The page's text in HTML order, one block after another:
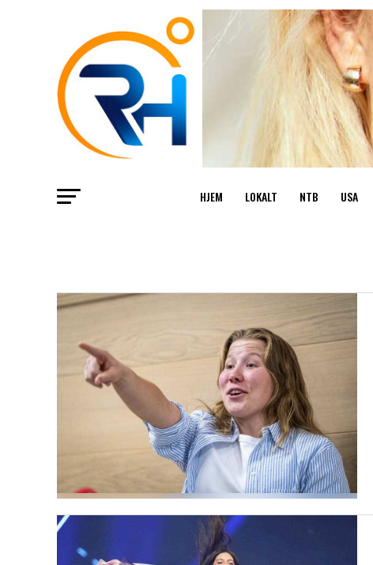
HJEM LOKALT NTB USA